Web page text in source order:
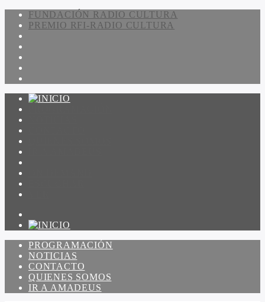
FUNDACIÓN RADIO CULTURA
PREMIO RFI-RADIO CULTURA
PROGRAMACIÓN
NOTICIAS
CONTACTO
QUIENES SOMOS
IR A AMADEUS